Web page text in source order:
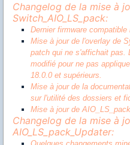
Changelog de la mise à
Switch_AIO_LS_pack:
Dernier firmware
Mise à jour de l'overlay de
patch qui ne s'affichait pas.
modifié pour ne pas
18.0.0 et supérieurs.
Mise à jour de la
sur l'utilité des dossiers et
Mise à jour de
Changelog de la mise à
AIO_LS_pack_Updater: